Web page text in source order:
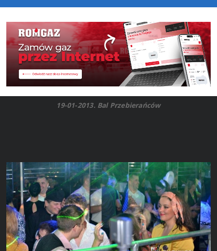
19-01-2013. Bal Przebierańców